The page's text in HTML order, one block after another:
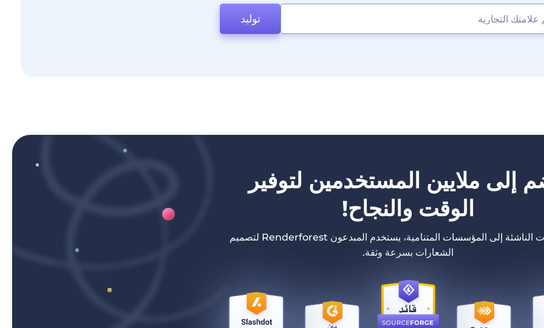
توليد
إلى ملايين المستخدمين لتوفير
الوقت والنجاح!
من الشركات الناشئة إلى المؤسسات المتنامية، يستخدم المبدعون Renderforest لتصميم
الشعارات بسرعة وثقة.